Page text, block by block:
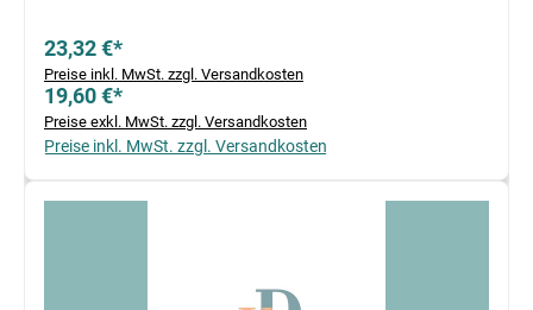
23,32 €*
Preise inkl. MwSt. zzgl. Versandkosten
19,60 €*
Preise exkl. MwSt. zzgl. Versandkosten
Preise inkl. MwSt. zzgl. Versandkosten